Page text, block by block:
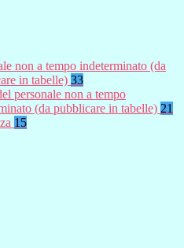
non a tempo indeterminato (da
in tabelle) 33
personale non a tempo
(da pubblicare in tabelle) 21
15